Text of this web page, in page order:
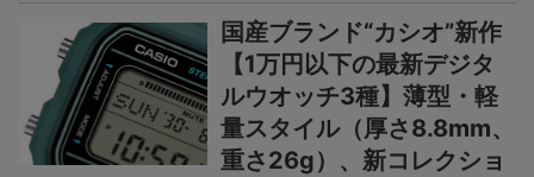
国産ブランド“カシオ”新作
【1万円以下の最新デジタ
ルウオッチ3種】薄型・軽
量スタイル（厚さ8.8mm、
重さ26g）、新コレクショ